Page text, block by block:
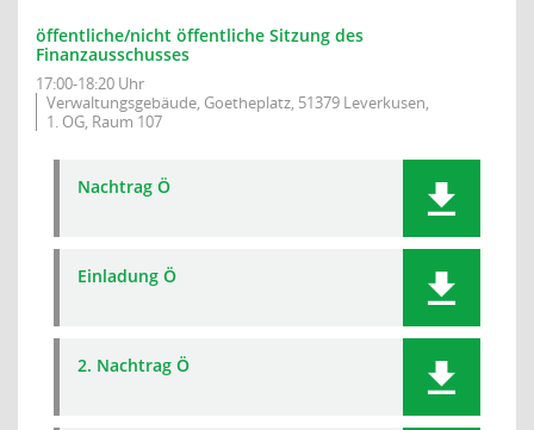
öffentliche/nicht öffentliche Sitzung des
Finanzausschusses
17:00-18:20 Uhr
Verwaltungsgebäude, Goetheplatz, 51379 Leverkusen,
1. OG, Raum 107
Nachtrag Ö
Einladung Ö
2. Nachtrag Ö